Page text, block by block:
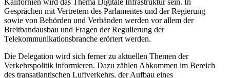
Gesprächen mit Vertretern des Parlamentes und der Regierung
sowie von Behörden und Verbänden werden vor allem der
Breitbandausbau und Fragen der Regulierung der
Telekommunikationsbranche erörtert werden.
Die Delegation wird sich ferner zu aktuellen Themen der
Verkehrspolitik informieren. Dazu zählen Abkommen im Bereich
des transatlantischen Luftverkehrs, der Aufbau eines